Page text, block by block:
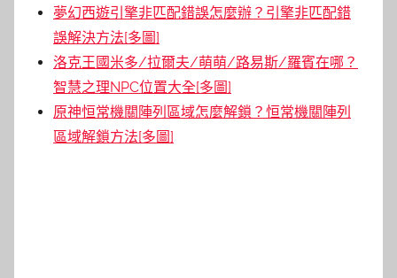
夢幻西遊引擎非匹配錯誤怎麼辦？引擎非匹配錯
誤解決方法[多圖]
洛克王國米多/拉爾夫/萌萌/路易斯/羅賓在哪？
智慧之理NPC位置大全[多圖]
原神恒常機關陣列區域怎麼解鎖？恒常機關陣列
區域解鎖方法[多圖]